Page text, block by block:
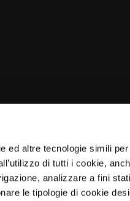
ed altre tecnologie simili
di tutti i cookie,
analizzare a fini
le tipologie di cookie